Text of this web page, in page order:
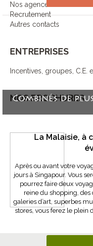
Combinés de
La Malaisie, à
Après ou avant votre
jours à Singapour. Vous
pourrez faire deux
reine du shopping, des
galeries d’art, superbes
stores, vous ferez le plein
Nos agences
Recrutement
Autres contacts
ENTREPRISES
Incentives, groupes, C.E.
NOS BROCHURES